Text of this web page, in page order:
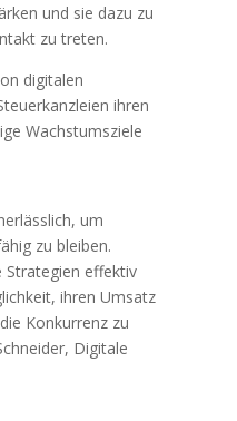
und sie dazu zu
zu treten.
digitalen
ihren
Wachstumsziele
um
zu bleiben.
Strategien effektiv
ihren Umsatz
Konkurrenz zu
Digitale